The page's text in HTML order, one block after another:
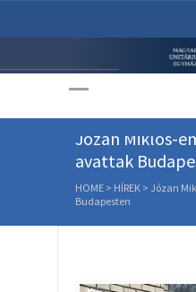
Józan Miklós-
avattak
HOME > HÍREK > Józan
Budapesten